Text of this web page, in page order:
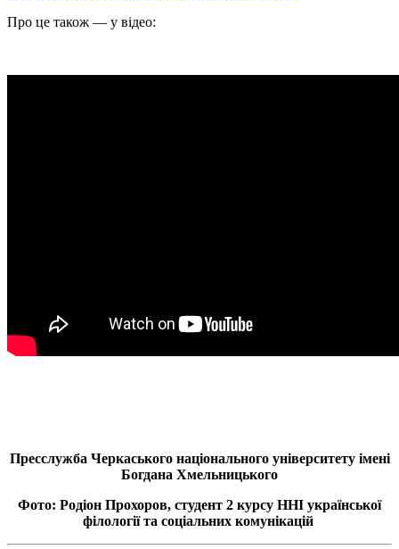
Про це також — у відео:
Пресслужба Черкаського національного університету імені
Богдана Хмельницького
Фото: Родіон Прохоров, студент 2 курсу ННІ української
філології та соціальних комунікацій